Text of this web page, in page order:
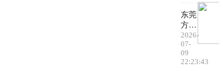
机位
速码
东莞
方言
话你
知
第3
集丨
2026-
07-
09
22:23:43